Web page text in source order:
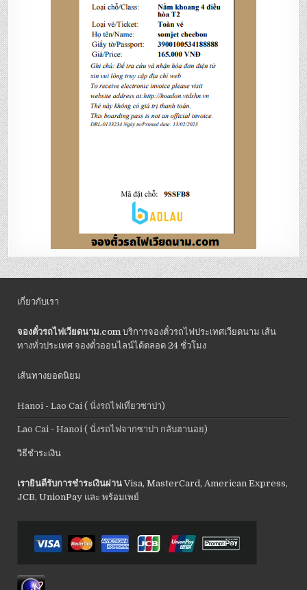
เกี่ยวกับเรา
จองตั๋วรถไฟเวียดนาม.com บริการจองตั๋วรถไฟประเทศเวียดนาม เส้น
ทางทั่วประเทศ จองตั๋วออนไลน์ได้ตลอด 24 ชั่วโมง
เส้นทางยอดนิยม
Hanoi - Lao Cai ( นั่งรถไฟเที่ยวซาปา)
Lao Cai - Hanoi ( นั่งรถไฟจากซาปา กลับฮานอย)
วิธีชำระเงิน
เรายินดีรับการชำระเงินผ่านVisa, MasterCard, American Express,
JCB, UnionPay และ พร้อมเพย์